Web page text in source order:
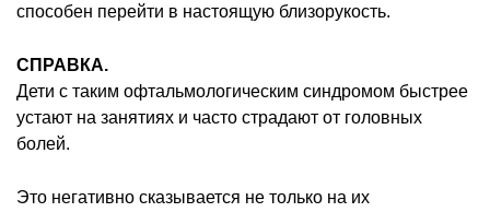
способен перейти в настоящую близорукость.
СПРАВКА.
Дети с таким офтальмологическим синдромом быстрее
устают на занятиях и часто страдают от головных
болей.
Это негативно сказывается не только на их